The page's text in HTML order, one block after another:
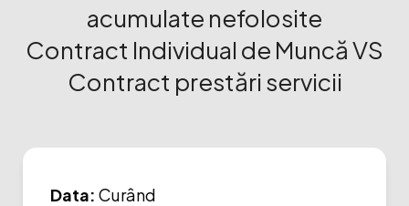
acumulate nefolosite
Contract Individual de Muncă VS
Contract prestări servicii
Data: Curând